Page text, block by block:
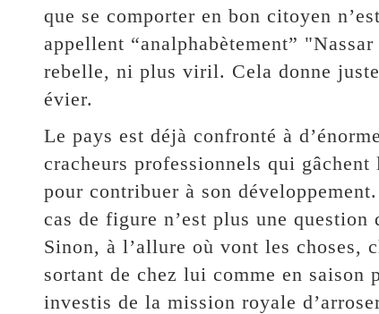
que se comporter en bon citoyen
appellent “analphabètement”
rebelle, ni plus viril. Cela donne
évier.
Le pays est déjà confronté à
cracheurs professionnels qui
pour contribuer à son
cas de figure n’est plus une
Sinon, à l’allure où vont les choses,
sortant de chez lui comme en saison
investis de la mission royale